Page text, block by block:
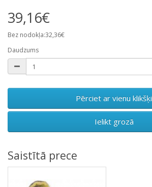
39,16€
Bez nodokļa:32,36€
Daudzums
Pērciet ar vienu klikšķi
Ielikt grozā
Saistītā prece